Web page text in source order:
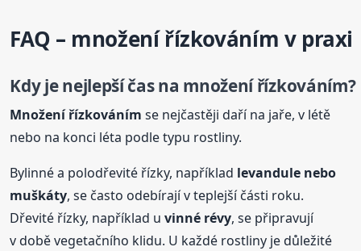
FAQ – množení řízkováním v praxi
Kdy je nejlepší čas na množení řízkováním?
Množení řízkováním se nejčastěji daří na jaře, v létě
nebo na konci léta podle typu rostliny.
Bylinné a polodřevité řízky, například levandule nebo
muškáty, se často odebírají v teplejší části roku.
Dřevité řízky, například uvinné révy, se připravují
v době vegetačního klidu. U každé rostliny je důležité